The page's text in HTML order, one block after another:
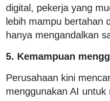
digital, pekerja yang
lebih mampu bertahan
hanya mengandalkan
5. Kemampuan
Perusahaan kini
menggunakan AI untuk